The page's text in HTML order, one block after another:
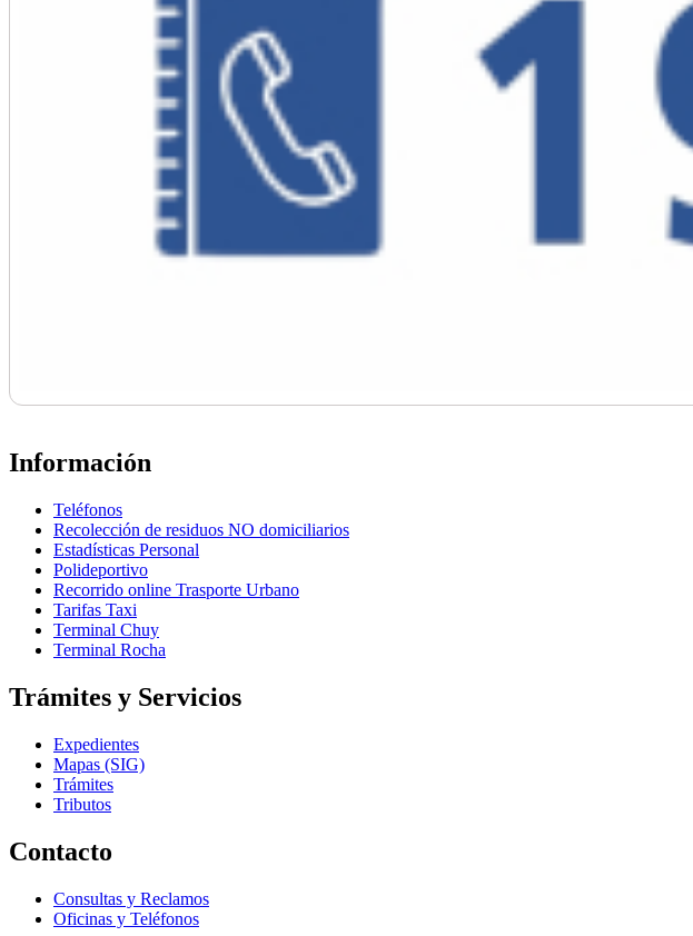
Información
Teléfonos
Recolección de residuos NO domiciliarios
Estadísticas Personal
Polideportivo
Recorrido online Trasporte Urbano
Tarifas Taxi
Terminal Chuy
Terminal Rocha
Trámites y Servicios
Expedientes
Mapas (SIG)
Trámites
Tributos
Contacto
Consultas y Reclamos
Oficinas y Teléfonos